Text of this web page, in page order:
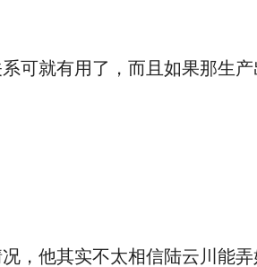
就有用了，而且如果那生
，他其实不太相信陆云川能弄